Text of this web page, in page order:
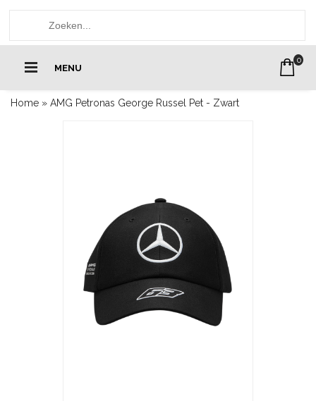
MENU
0
Home » AMG Petronas George Russel Pet - Zwart